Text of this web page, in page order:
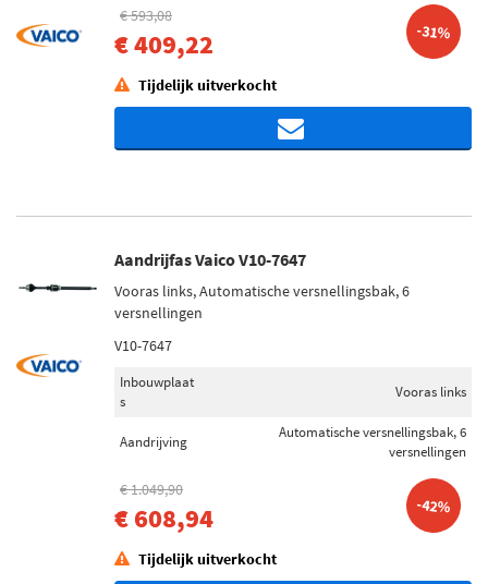
€ 593,08
€ 409,22 -31%
Tijdelijk uitverkocht
Aandrijfas Vaico V10-7647
Vooras links, Automatische versnellingsbak, 6
versnellingen
V10-7647
Inbouwplaat
s
Vooras links
Aandrijving
Automatische versnellingsbak, 6
versnellingen
€ 1.049,90
€ 608,94 -42%
Tijdelijk uitverkocht